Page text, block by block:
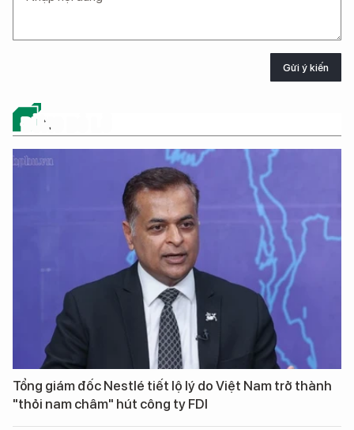
Gửi ý kiến
ĐỪNG BỎ LỠ
Tổng giám đốc Nestlé tiết lộ lý do Việt Nam trở thành
"thỏi nam châm" hút công ty FDI